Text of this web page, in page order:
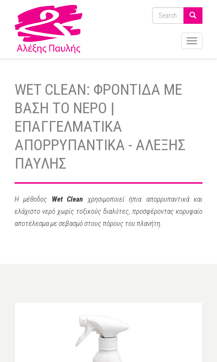
WET CLEAN: ΦΡΟΝΤΙΔΑ ΜΕ
ΒΑΣΗ ΤΟ ΝΕΡΟ |
ΕΠΑΓΓΕΛΜΑΤΙΚΑ
ΑΠΟΡΡΥΠΑΝΤΙΚΑ - ΑΛΕΞΗΣ
ΠΑΥΛΗΣ
Η μέθοδος Wet Clean χρησιμοποιεί ήπια απορρυπαντικά και
ελάχιστο νερό χωρίς τοξικούς διαλύτες, προσφέροντας κορυφαίο
αποτέλεσμα με σεβασμό στους πόρους του πλανήτη.
Toggle